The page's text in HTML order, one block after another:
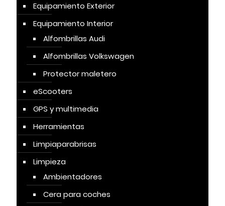
Equipamiento Exterior
Equipamiento Interior
Alfombrillas Audi
Alfombrillas Volkswagen
Protector maletero
eScooters
GPS y multimedia
Herramientas
Limpiaparabrisas
Limpieza
Ambientadores
Cera para coches